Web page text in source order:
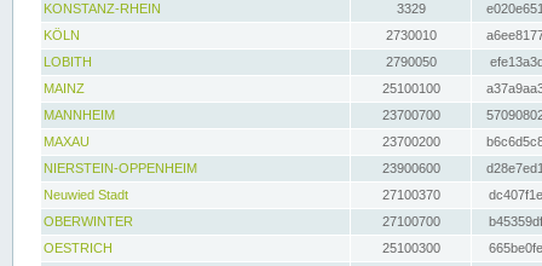
KONSTANZ-RHEIN
3329
KÖLN
2730010
LOBITH
2790050
MAINZ
25100100
MANNHEIM
23700700
MAXAU
23700200
NIERSTEIN-OPPENHEIM
23900600
Neuwied Stadt
27100370
OBERWINTER
27100700
OESTRICH
25100300